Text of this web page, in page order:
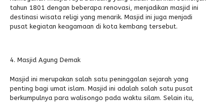
tahun 1801 dengan beberapa renovasi, menjadikan masjid ini
destinasi wisata religi yang menarik. Masjid ini juga menjadi
pusat kegiatan keagamaan di kota kembang tersebut.
Masjid Agung Demak
Masjid ini merupakan salah satu peninggalan sejarah yang
penting bagi umat islam. Masjid ini adalah salah satu pusat
berkumpulnya para walisongo pada waktu silam. Selain itu,